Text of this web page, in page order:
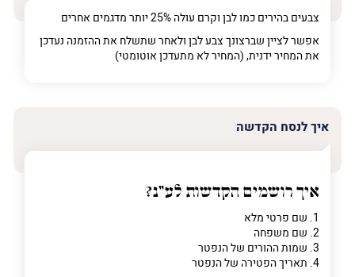
צבעים בהירים כמו לבן וקרם עולה 25% יותר מדגמים אחרים
אפשר לציין שברצונך צבע לבן ולאחר שתשלח את ההזמנה נעדכן
את המחיר ידנית, (המחיר לא מתעדכן אוטומטי)
איך לנסח הקדשה
איך רושמים הקדשות לע"נ?
1. שם פרטי מלא
2. שם משפחה
3. שמות ההורים של הנפטר
4. תאריך הפטירה של הנפטר